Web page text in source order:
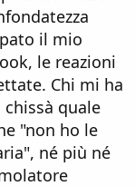
il mio
le reazioni
Chi mi ha
quale
"non ho le
né più né